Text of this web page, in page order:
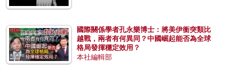
國際關係學者孔永樂博士：將美伊衝突類比
越戰，兩者有何異同？中國崛起能否為全球
格局發揮穩定效用？
本社編輯部